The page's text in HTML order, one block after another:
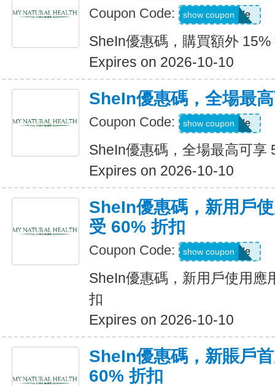
Coupon Code: Show Code
show coupon
SheIn優惠碼，購買額外 15%
Expires on 2026-10-10
SheIn優惠碼，全場最
Coupon Code: Show Code
show coupon
SheIn優惠碼，全場最高可享
Expires on 2026-10-10
SheIn優惠碼，新用戶
受 60% 折扣
Coupon Code: Show Code
show coupon
SheIn優惠碼，新用戶使用應
扣
Expires on 2026-10-10
SheIn優惠碼，新賬戶
60% 折扣